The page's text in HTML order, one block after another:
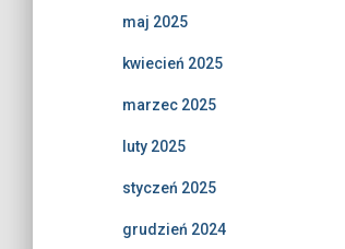
maj 2025
kwiecień 2025
marzec 2025
luty 2025
styczeń 2025
grudzień 2024